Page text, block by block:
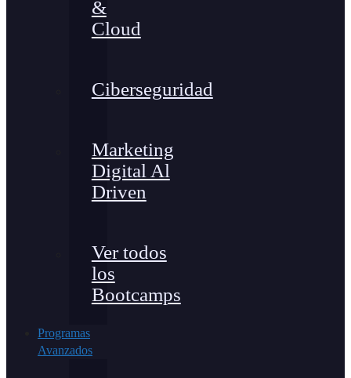
&
Cloud
Ciberseguridad
Marketing
Digital Al
Driven
Ver todos
los
Bootcamps
Programas
Avanzados